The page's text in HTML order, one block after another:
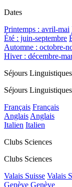
Dates
Printemps : avril-mai
Été : juin-septembre
Automne : octobre-
Hiver : décembre-
Séjours Linguistiques
Séjours Linguistiques
Français Français
Anglais Anglais
Italien Italien
Clubs Sciences
Clubs Sciences
Valais Suisse Valais
Genève Genève